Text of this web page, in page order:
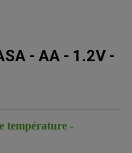
- AA - 1.2V -
température -